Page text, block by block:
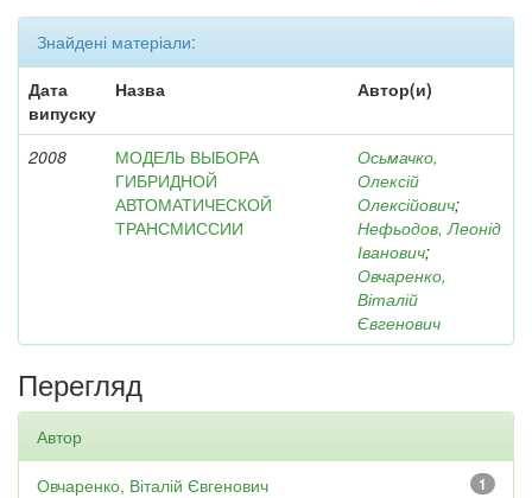
Знайдені матеріали:
Дата
випуску
Назва Автор(и)
2008
МОДЕЛЬ ВЫБОРА
ГИБРИДНОЙ
АВТОМАТИЧЕСКОЙ
ТРАНСМИССИИ
Осьмачко,
Олексій
Олексійович;
Нефьодов, Леонід
Іванович;
Овчаренко,
Віталій
Євгенович
Перегляд
Автор
1
Овчаренко, Віталій Євгенович